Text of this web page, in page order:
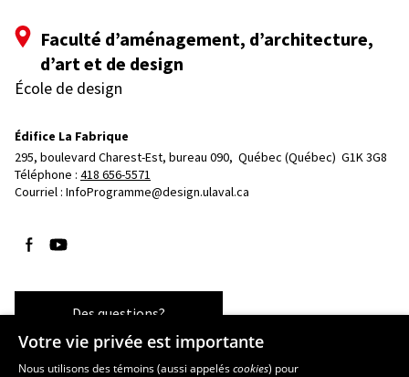
Faculté d’aménagement, d’architecture,
d’art et de design
École de design
Édifice La Fabrique
295, boulevard Charest-Est, bureau 090, Québec (Québec)  G1K 3G8
Téléphone : 418 656-5571
Courriel : InfoProgramme@design.ulaval.ca
Suivez-nous sur Facebook
Suivez-nous sur YouTube
Des questions?
Votre vie privée est importante
Nous utilisons des témoins (aussi appeléscookies) pour